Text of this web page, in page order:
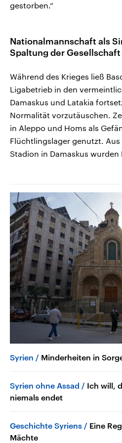
gestorben.“
Nationalmannschaft als
Spaltung der Gesellschaft
Während des Krieges ließ
Ligabetrieb in den
Damaskus und Latakia
Normalität vorzutäuschen.
in Aleppo und Homs als
Flüchtlingslager genutzt.
Stadion in Damaskus
Syrien Minderheiten in
Syrien ohne Assad
Ich will,
niemals endet
Geschichte Syriens
Eine
Mächte